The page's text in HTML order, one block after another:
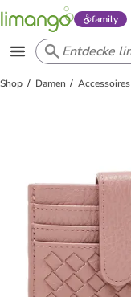
family
Shop Damen Accessoires